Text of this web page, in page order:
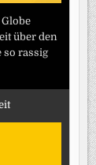
über den
so rassig